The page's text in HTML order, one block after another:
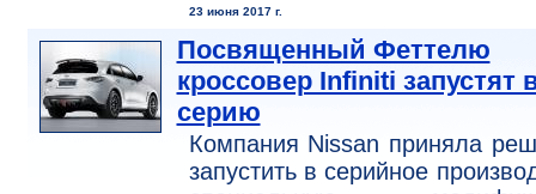
23 июня 2017 г.
Посвященный Феттелю
кроссовер Infiniti запустят
серию
Компания Nissan приняла
запустить в серийное